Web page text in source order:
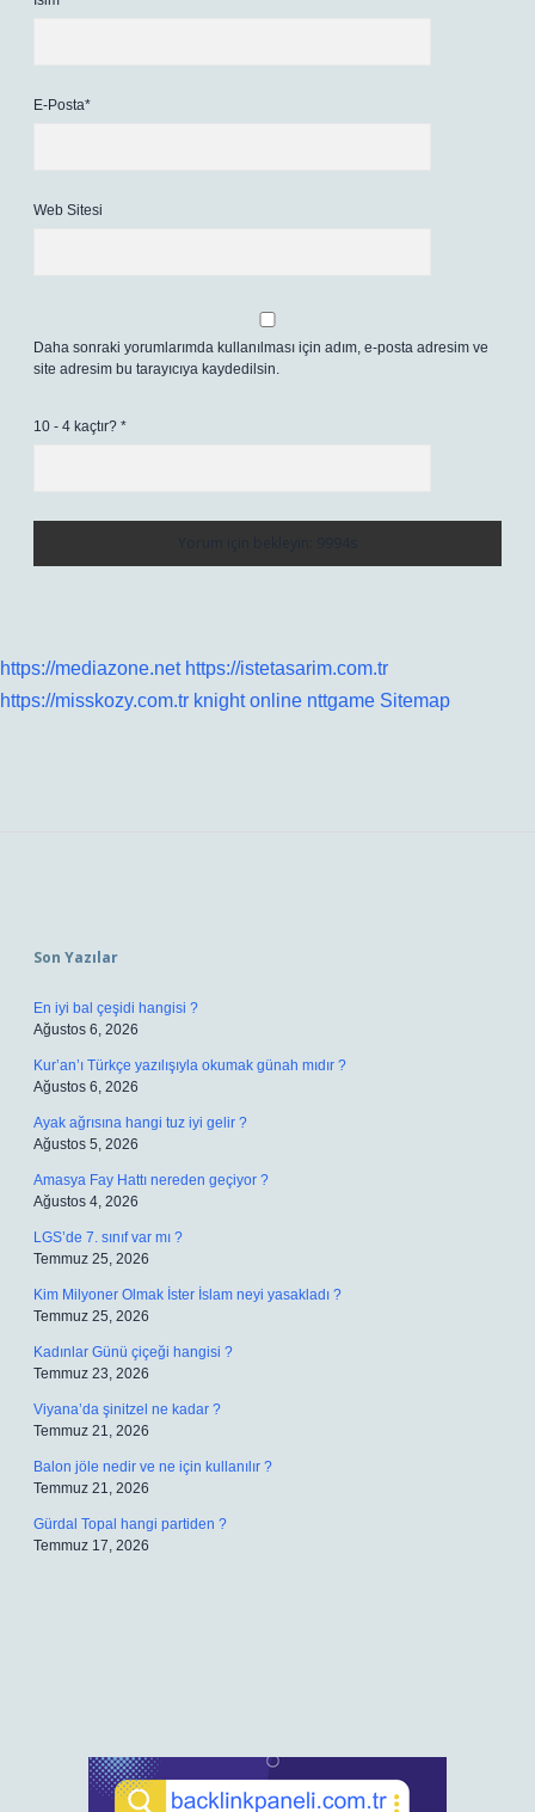
E-Posta*
Web Sitesi
Daha sonraki yorumlarımda kullanılması için adım, e-posta adresim ve
site adresim bu tarayıcıya kaydedilsin.
10 - 4 kaçtır? *
https://mediazone.net https://istetasarim.com.tr
https://misskozy.com.tr knight online nttgame Sitemap
Son Yazılar
En iyi bal çeşidi hangisi ?
Ağustos 6, 2026
Kur’an’ı Türkçe yazılışıyla okumak günah mıdır ?
Ağustos 6, 2026
Ayak ağrısına hangi tuz iyi gelir ?
Ağustos 5, 2026
Amasya Fay Hattı nereden geçiyor ?
Ağustos 4, 2026
LGS’de 7. sınıf var mı ?
Temmuz 25, 2026
Kim Milyoner Olmak İster İslam neyi yasakladı ?
Temmuz 25, 2026
Kadınlar Günü çiçeği hangisi ?
Temmuz 23, 2026
Viyana’da şinitzel ne kadar ?
Temmuz 21, 2026
Balon jöle nedir ve ne için kullanılır ?
Temmuz 21, 2026
Gürdal Topal hangi partiden ?
Temmuz 17, 2026